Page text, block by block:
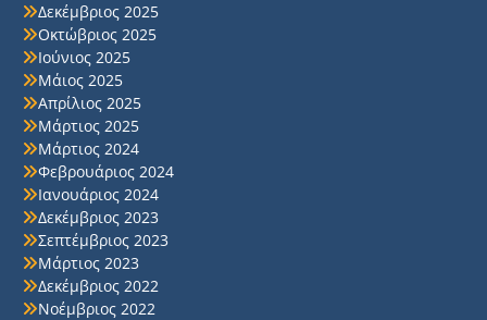
Δεκέμβριος 2025
Οκτώβριος 2025
Ιούνιος 2025
Μάιος 2025
Απρίλιος 2025
Μάρτιος 2025
Μάρτιος 2024
Φεβρουάριος 2024
Ιανουάριος 2024
Δεκέμβριος 2023
Σεπτέμβριος 2023
Μάρτιος 2023
Δεκέμβριος 2022
Νοέμβριος 2022